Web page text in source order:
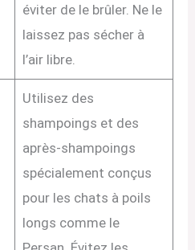
éviter de le brûler. Ne le
laissez pas sécher à
l’air libre.
Utilisez des
shampoings et des
après-shampoings
spécialement conçus
pour les chats à poils
longs comme le